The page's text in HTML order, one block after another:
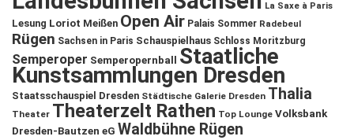
La Saxe à Paris
Lesung Loriot Meißen Open Air Palais Sommer Radebeul
Rügen Sachsen in Paris Schauspielhaus Schloss Moritzburg
Semperoper Semperopernball Staatliche
Kunstsammlungen Dresden
Staatsschauspiel Dresden Städtische Galerie Dresden Thalia
Theater Theaterzelt Rathen Top Lounge Volksbank
Dresden-Bautzen eG Waldbühne Rügen